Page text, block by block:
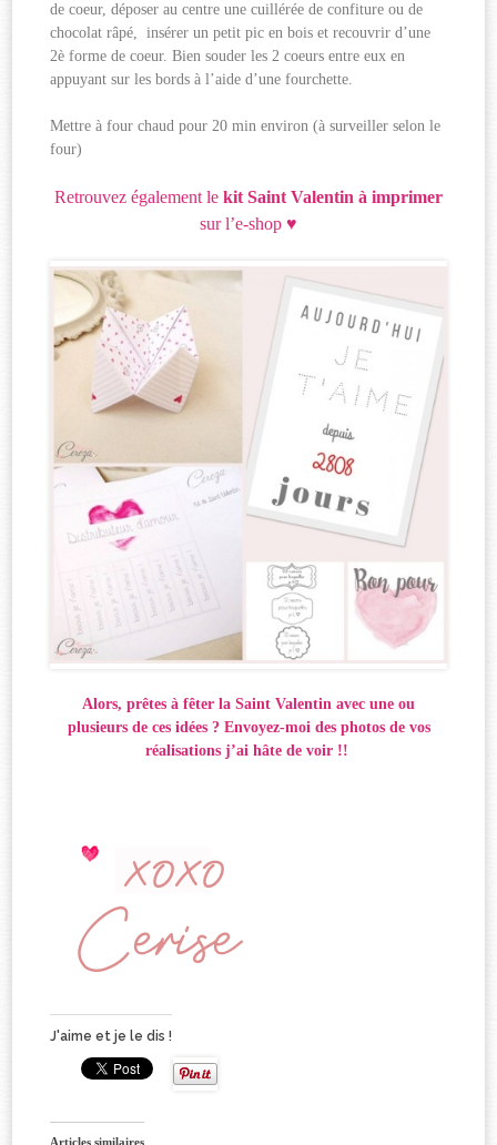
de coeur, déposer au centre une cuillérée de confiture ou de
chocolat râpé, insérer un petit pic en bois et recouvrir d’une
2è forme de coeur. Bien souder les 2 coeurs entre eux en
appuyant sur les bords à l’aide d’une fourchette.
Mettre à four chaud pour 20 min environ (à surveiller selon le
four)
Retrouvez également le kit Saint Valentin à imprimer
sur l’e-shop ♥
Alors, prêtes à fêter la Saint Valentin avec une ou
plusieurs de ces idées ? Envoyez-moi des photos de vos
réalisations j’ai hâte de voir !!
J'aime et je le dis !